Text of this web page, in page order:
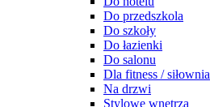
Do przedszkola
Do szkoły
Do łazienki
Do salonu
Dla fitness / siłownia
Na drzwi
Stylowe wnętrza